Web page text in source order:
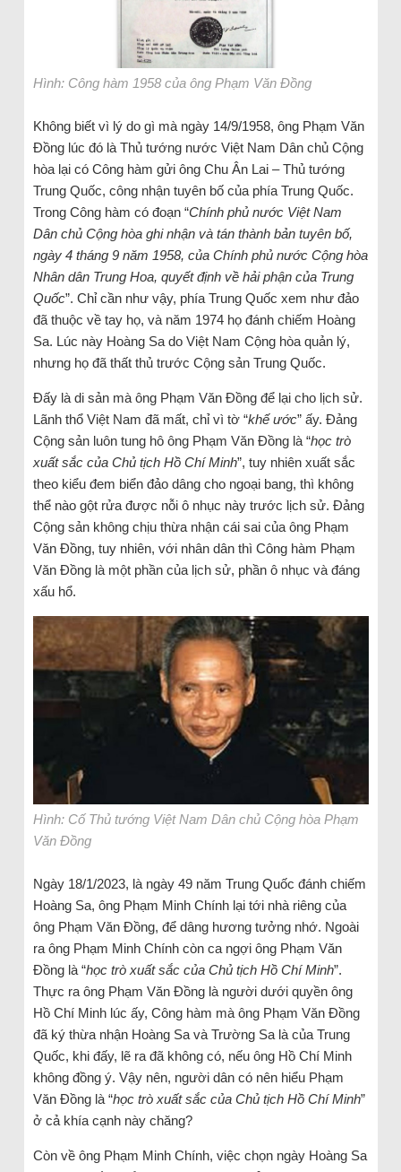
Hình: Công hàm 1958 của ông Phạm Văn Đồng
Không biết vì lý do gì mà ngày 14/9/1958, ông Phạm Văn
Đồng lúc đó là Thủ tướng nước Việt Nam Dân chủ Cộng
hòa lại có Công hàm gửi ông Chu Ân Lai – Thủ tướng
Trung Quốc, công nhận tuyên bố của phía Trung Quốc.
Trong Công hàm có đoạn “Chính phủ nước Việt Nam
Dân chủ Cộng hòa ghi nhận và tán thành bản tuyên bố,
ngày 4 tháng 9 năm 1958, của Chính phủ nước Cộng hòa
Nhân dân Trung Hoa, quyết định về hải phận của Trung
Quốc”. Chỉ cần như vậy, phía Trung Quốc xem như đảo
đã thuộc về tay họ, và năm 1974 họ đánh chiếm Hoàng
Sa. Lúc này Hoàng Sa do Việt Nam Cộng hòa quản lý,
nhưng họ đã thất thủ trước Cộng sản Trung Quốc.
Đấy là di sản mà ông Phạm Văn Đồng để lại cho lịch sử.
Lãnh thổ Việt Nam đã mất, chỉ vì tờ “khế ước” ấy. Đảng
Cộng sản luôn tung hô ông Phạm Văn Đồng là “học trò
xuất sắc của Chủ tịch Hồ Chí Minh”, tuy nhiên xuất sắc
theo kiểu đem biển đảo dâng cho ngoại bang, thì không
thể nào gột rửa được nỗi ô nhục này trước lịch sử. Đảng
Cộng sản không chịu thừa nhận cái sai của ông Phạm
Văn Đồng, tuy nhiên, với nhân dân thì Công hàm Phạm
Văn Đồng là một phần của lịch sử, phần ô nhục và đáng
xấu hổ.
Hình: Cố Thủ tướng Việt Nam Dân chủ Cộng hòa Phạm
Văn Đồng
Ngày 18/1/2023, là ngày 49 năm Trung Quốc đánh chiếm
Hoàng Sa, ông Phạm Minh Chính lại tới nhà riêng của
ông Phạm Văn Đồng, để dâng hương tưởng nhớ. Ngoài
ra ông Phạm Minh Chính còn ca ngợi ông Phạm Văn
Đồng là “học trò xuất sắc của Chủ tịch Hồ Chí Minh”.
Thực ra ông Phạm Văn Đồng là người dưới quyền ông
Hồ Chí Minh lúc ấy, Công hàm mà ông Phạm Văn Đồng
đã ký thừa nhận Hoàng Sa và Trường Sa là của Trung
Quốc, khi đấy, lẽ ra đã không có, nếu ông Hồ Chí Minh
không đồng ý. Vậy nên, người dân có nên hiểu Phạm
Văn Đồng là “học trò xuất sắc của Chủ tịch Hồ Chí Minh”
ở cả khía cạnh này chăng?
Còn về ông Phạm Minh Chính, việc chọn ngày Hoàng Sa